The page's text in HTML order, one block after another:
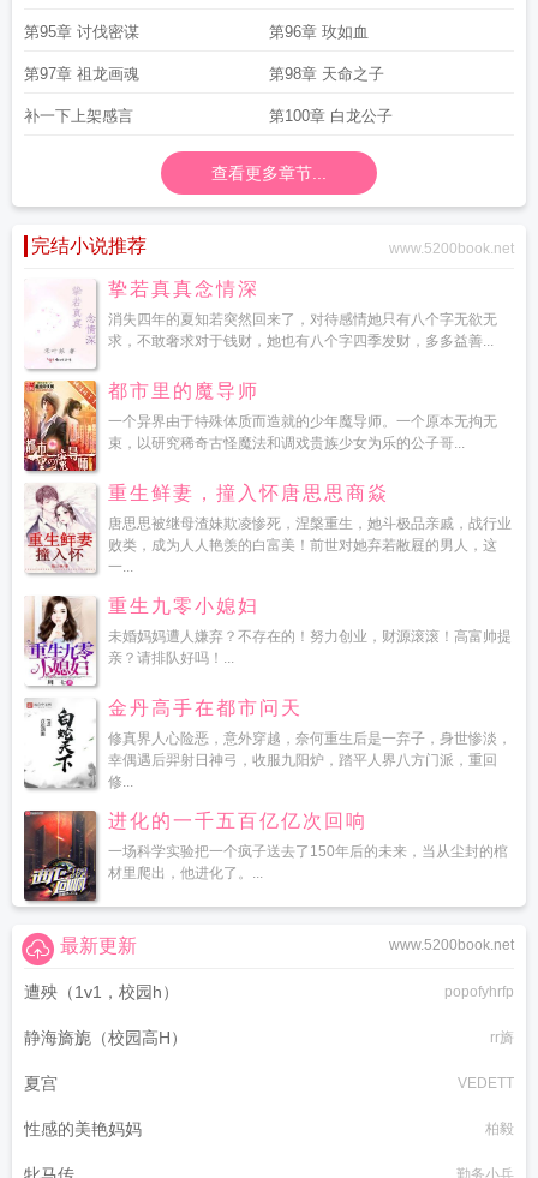
第95章 讨伐密谋 第96章 玫如血
第97章 祖龙画魂 第98章 天命之子
补一下上架感言 第100章 白龙公子
查看更多章节...
完结小说推荐 www.5200book.net
挚若真真念情深
消失四年的夏知若突然回来了，对待感情她只有八个字无欲无
求，不敢奢求对于钱财，她也有八个字四季发财，多多益善...
都市里的魔导师
一个异界由于特殊体质而造就的少年魔导师。一个原本无拘无
束，以研究稀奇古怪魔法和调戏贵族少女为乐的公子哥...
重生鲜妻，撞入怀唐思思商焱
唐思思被继母渣妹欺凌惨死，涅槃重生，她斗极品亲戚，战行业
败类，成为人人艳羡的白富美！前世对她弃若敝屣的男人，这
一...
重生九零小媳妇
未婚妈妈遭人嫌弃？不存在的！努力创业，财源滚滚！高富帅提
亲？请排队好吗！...
金丹高手在都市问天
修真界人心险恶，意外穿越，奈何重生后是一弃子，身世惨淡，
幸偶遇后羿射日神弓，收服九阳炉，踏平人界八方门派，重回
修...
进化的一千五百亿亿次回响
一场科学实验把一个疯子送去了150年后的未来，当从尘封的棺
材里爬出，他进化了。...
www.5200book.net
最新更新
遭殃（1v1，校园h） popofyhrfp
静海旖旎（校园高H） rr旖
夏宫 VEDETT
性感的美艳妈妈 柏毅
勤务小兵